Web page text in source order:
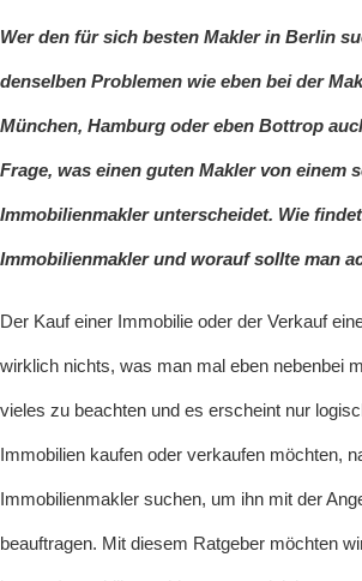
Wer den für sich besten Makler in Berlin
denselben Problemen wie eben bei der
München, Hamburg oder eben Bottrop
Frage, was einen guten Maklervon einem
Immobilienmakler unterscheidet. Wie
Immobilienmakler und worauf sollte man
Der Kauf einer Immobilie oder der Verkauf
wirklich nichts, was man mal eben nebenbei
vieles zu beachten und es erscheint nur
Immobilien kaufen oder verkaufen möchten,
Immobilienmakler suchen, um ihn mit der
beauftragen. Mit diesem Ratgeber möchten